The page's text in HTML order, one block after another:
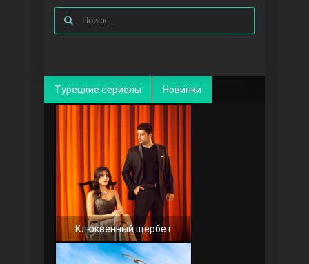
Турецкие сериалы Новинки
Клюквенный щербет